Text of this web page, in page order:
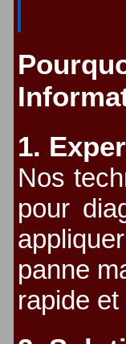
1.
Nos
pour
panne
rapide